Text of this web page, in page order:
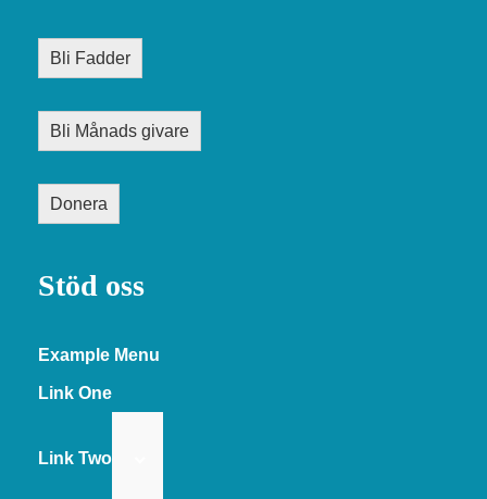
Bli Fadder
Bli Månads givare
Donera
Stöd oss
Example Menu
Link One
Link Two